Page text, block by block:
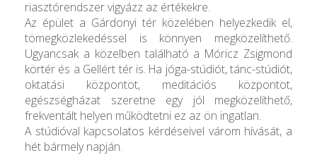
riasztórendszer vigyázz az értékekre.
Az épület a Gárdonyi tér közelében helyezkedik el,
tömegközlekedéssel is könnyen megközelíthető.
Ugyancsak a közelben található a Móricz Zsigmond
körtér és a Gellért tér is. Ha jóga-stúdiót, tánc-stúdiót,
oktatási központot, meditációs központot,
egészségházat szeretne egy jól megközelíthető,
frekventált helyen működtetni ez az ön ingatlan.
A stúdióval kapcsolatos kérdéseivel várom hívását, a
hét bármely napján.